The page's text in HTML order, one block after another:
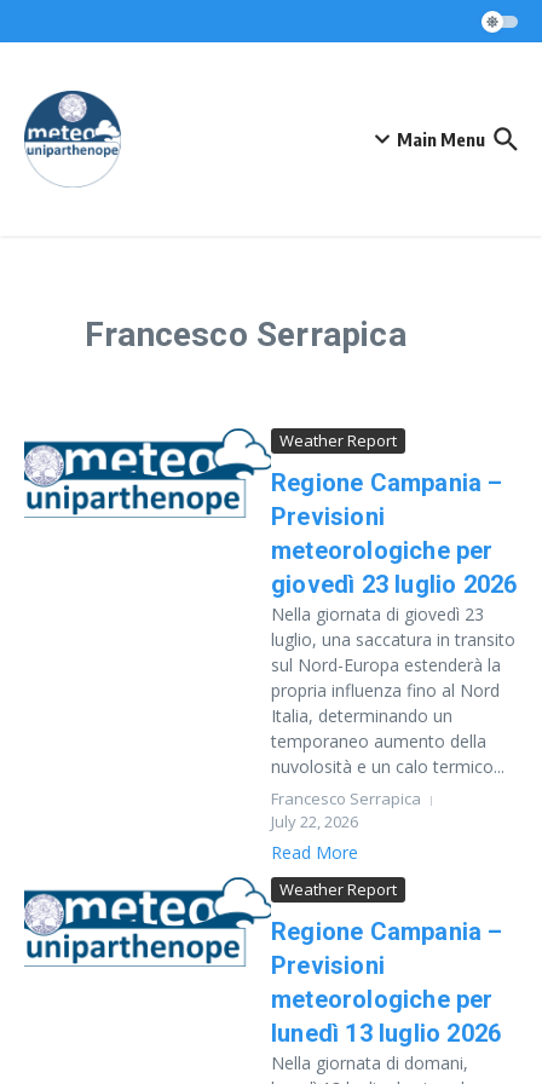
Main Menu
Francesco Serrapica
Weather Report
Regione Campania –
Previsioni
meteorologiche per
giovedì 23 luglio 2026
Nella giornata di giovedì 23
luglio, una saccatura in transito
sul Nord-Europa estenderà la
propria influenza fino al Nord
Italia, determinando un
temporaneo aumento della
nuvolosità e un calo termico...
Francesco Serrapica
July 22, 2026
Read More
Weather Report
Regione Campania –
Previsioni
meteorologiche per
lunedì 13 luglio 2026
Nella giornata di domani,